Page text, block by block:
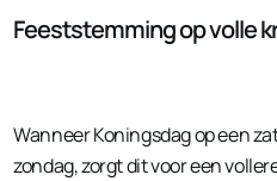
Feeststemming op volle
Wanneer Koningsdag op een
zondag, zorgt dit voor een